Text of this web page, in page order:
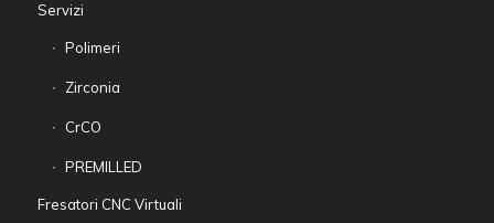
Servizi
Polimeri
Zirconia
CrCO
PREMILLED
Fresatori CNC Virtuali